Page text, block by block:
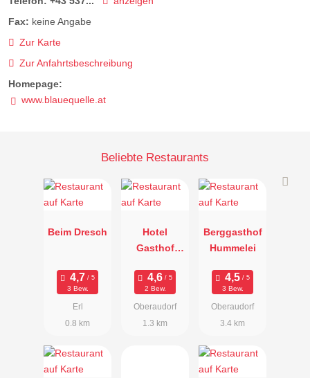
Fax: keine Angabe
Zur Karte
Zur Anfahrtsbeschreibung
Homepage:
www.blauequelle.at
Beliebte Restaurants
Beim Dresch
3 Bew.
Erl
0.8 km
Hotel
Gasthof
Keindl
2 Bew.
Oberaudorf
1.3 km
Berggasthof
Hummelei
3 Bew.
Oberaudorf
3.4 km